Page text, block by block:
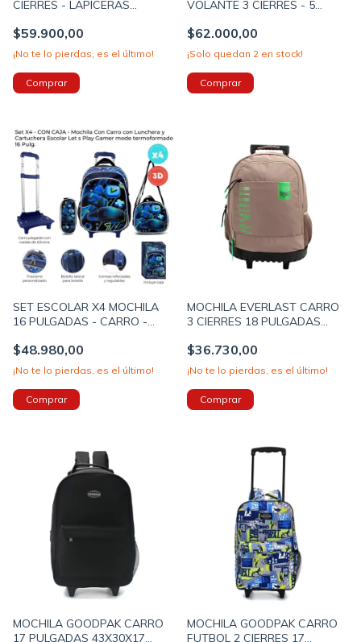
CIERRES - LAPICERAS
52X35X16 COLOR ROJO -
NEGRO (F26431A)
$59.900,00
¡No te lo pierdas, es el último!
VOLANTE 3 CIERRES - 5
PULGADAS 52X35X16 COLOR
AZUL (F26481A)
$62.000,00
¡Solo quedan 2 en stock!
SET ESCOLAR X4 MOCHILA
16 PULGADAS - CARRO -
GAMER COLOR AZUL (42928)
$48.980,00
¡No te lo pierdas, es el último!
MOCHILA EVERLAST CARRO
3 CIERRES 18 PULGADAS
PRECIO UNITARIO (BTS)
(28065)
$36.730,00
¡No te lo pierdas, es el último!
MOCHILA GOODPAK CARRO
17 PULGADAS 43X30X17
MOCHILA GOODPAK CARRO
FUTBOL 2 CIERRES 17